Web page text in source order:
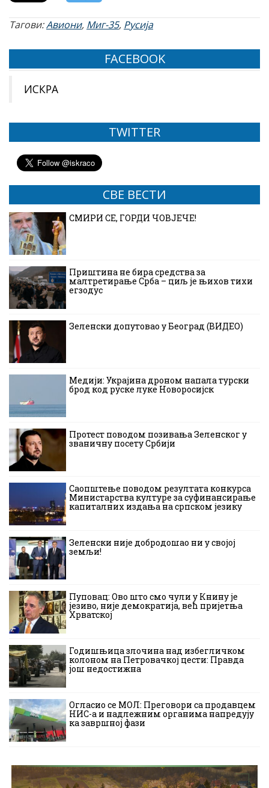
Тагови:Авиони, Миг-35, Русија
FACEBOOK
ИСКРА
TWITTER
СВЕ ВЕСТИ
СМИРИ СЕ, ГОРДИ ЧОВЈЕЧЕ!
Приштина не бира средства за
малтретирање Срба – циљ је њихов тихи
егзодус
Зеленски допутовао у Београд (ВИДЕО)
Медији: Украјина дроном напала турски
брод код руске луке Новоросијск
Протест поводом позивања Зеленског у
званичну посету Србији
Саопштење поводом резултата конкурса
Министарства културе за суфинансирање
капиталних издања на српском језику
Зеленски није добродошао ни у својој
земљи!
Пуповац: Ово што смо чули у Книну је
језиво, није демократија, већ пријетња
Хрватској
Годишњица злочина над избегличком
колоном на Петровачкој цести: Правда
још недостижна
Огласио се МОЛ: Преговори са продавцем
НИС-а и надлежним органима напредују
ка завршној фази